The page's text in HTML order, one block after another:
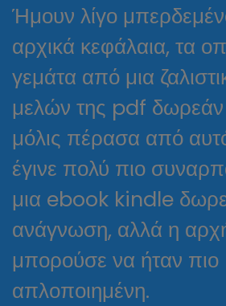
Ήμουν λίγο
αρχικά κεφάλαια, τα
γεμάτα από μια
μελών της pdf
μόλις πέρασα από
έγινε πολύ πιο
μια ebook kindle
ανάγνωση, αλλά η
μπορούσε να ήταν πιο
απλοποιημένη.